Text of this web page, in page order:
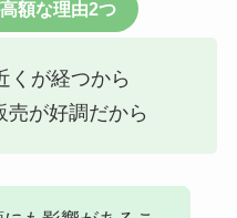
額な理由2つ
くが経つから
売が好調だから